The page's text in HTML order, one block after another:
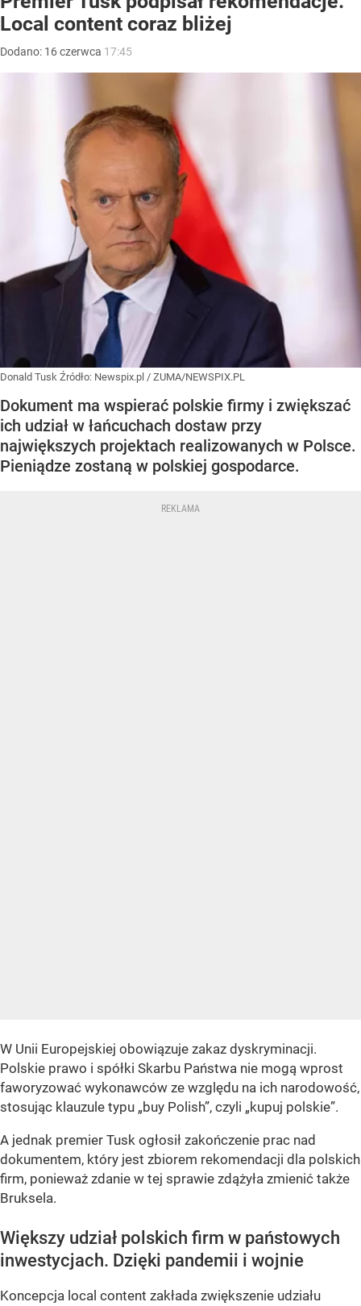
Local content coraz bliżej
Dodano: 16czerwca 17:45
Donald Tusk Źródło: Newspix.pl / ZUMA/NEWSPIX.PL
Dokument ma wspierać polskie firmy i zwiększać
ich udział w łańcuchach dostaw przy
największych projektach realizowanych w Polsce.
Pieniądze zostaną w polskiej gospodarce.
W Unii Europejskiej obowiązuje zakaz dyskryminacji.
Polskie prawo i spółki Skarbu Państwa nie mogą wprost
faworyzować wykonawców ze względu na ich narodowość,
stosując klauzule typu „buy Polish”, czyli „kupuj polskie”.
A jednak premier Tusk ogłosił zakończenie prac nad
dokumentem, który jest zbiorem rekomendacji dla polskich
firm, ponieważ zdanie w tej sprawie zdążyła zmienić także
Bruksela.
Większy udział polskich firm w państowych
inwestycjach. Dzięki pandemii i wojnie
Koncepcja local content zakłada zwiększenie udziału